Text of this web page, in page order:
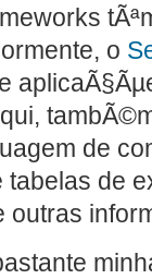
o
de
tabelas de